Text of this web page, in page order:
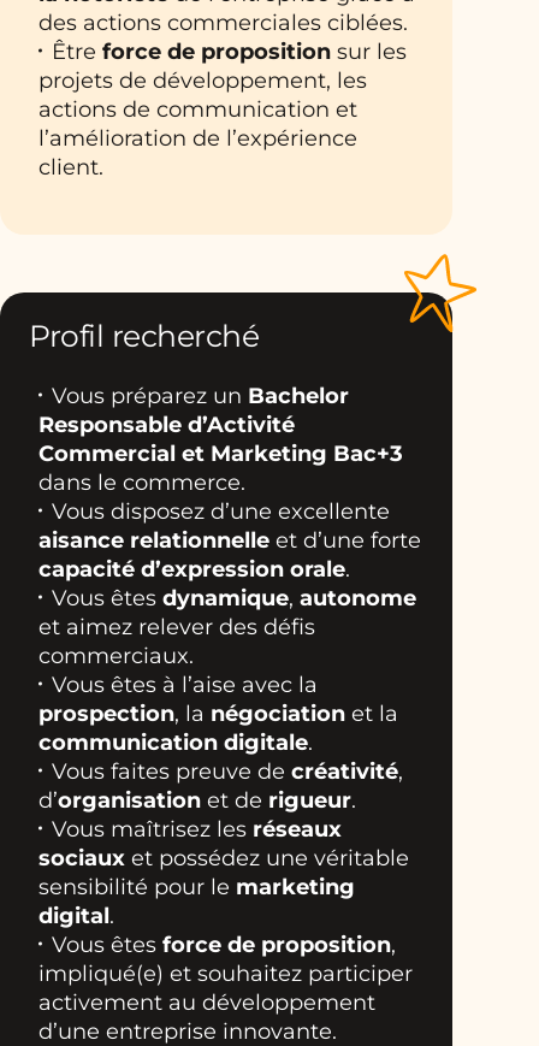
des actions commerciales ciblées.
Être force de proposition sur les
projets de développement, les
actions de communication et
l’amélioration de l’expérience
client.
Profil recherché
Vous préparez un Bachelor
Responsable d’Activité
Commercial et Marketing Bac+3
dans le commerce.
Vous disposez d’une excellente
aisance relationnelle et d’une forte
capacité d’expression orale.
Vous êtes dynamique, autonome
et aimez relever des défis
commerciaux.
Vous êtes à l’aise avec la
prospection, la négociation et la
communication digitale.
Vous faites preuve de créativité,
d’organisation et de rigueur.
Vous maîtrisez les réseaux
sociaux et possédez une véritable
sensibilité pour le marketing
digital.
Vous êtes force de proposition,
impliqué(e) et souhaitez participer
activement au développement
d’une entreprise innovante.